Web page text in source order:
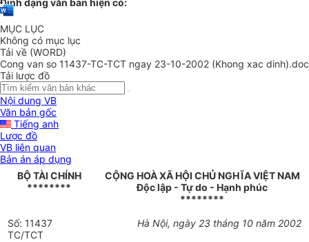
Định dạng văn bản hiện có:
MỤC LỤC
Không có mục lục
Tải về (WORD)
Cong van so 11437-TC-TCT ngay 23-10-2002 (Khong xac dinh).doc
Tải lược đồ
Nội dung VB
Văn bản gốc
Tiếng anh
Lược đồ
VB liên quan
Bản án áp dụng
BỘ TÀI CHÍNH
********
CỘNG HOÀ XÃ HỘI CHỦ NGHĨA VIỆT NAM
Độc lập - Tự do - Hạnh phúc
********
Số: 11437
TC/TCT
Hà Nội, ngày 23 tháng 10 năm 2002